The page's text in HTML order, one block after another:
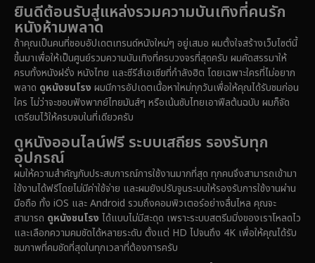
ยินดีต้อนรับสู่แหล่งรวมความบันเทิงที่คนรัก
หนังห้ามพลาด
ถ้าคุณเป็นคนที่ชอบอัปเดตเทรนด์หนังใหม่ๆ อยู่เสมอ ผมตั้งใจสร้างเว็บไซต์นี้
ขึ้นมาเพื่อให้เป็นศูนย์รวมความบันเทิงที่ครบวงจรที่สุดครับ ผมคัดสรรมาให้
ครบทั้งหนังฝรั่ง หนังไทย และซีรีส์เอเชียที่กำลังฮิต โดยเฉพาะใครที่ไม่อยาก
พลาด ดูหนังชนโรง ผมมีการอัปเดตเนื้อหาใหม่ทุกวันเพื่อให้คุณได้รับชมก่อน
ใคร ไม่ว่าจะชอบฟังพากย์ไทยมันส์ๆ หรือเน้นซับไทยเอาฟีลต้นฉบับ ผมก็จัด
เตรียมไว้ให้ครบจบในที่เดียวครับ
ดูหนังออนไลน์ฟรี ระบบเสถียร รองรับทุก
อุปกรณ์
ผมให้ความสำคัญกับประสบการณ์การใช้งานมากที่สุด ทุกคนจึงสามารถเข้ามา
ใช้งานได้ฟรีโดยไม่มีค่าใช้จ่าย และผมยังปรับจูนระบบให้รองรับการใช้งานผ่าน
มือถือ ทั้ง iOS และ Android รวมถึงคอมพิวเตอร์อย่างลื่นไหล คุณจะ
สามารถ ดูหนังชนโรง ได้แบบไม่มีสะดุด เพราะระบบสตรีมมิ่งของเราโหลดไว
และเลือกความคมชัดได้หลายระดับ ตั้งแต่ HD ไปจนถึง 4K เพื่อให้คุณได้รับ
ชมภาพที่คมชัดที่สุดในทุกเวลาที่ต้องการครับ